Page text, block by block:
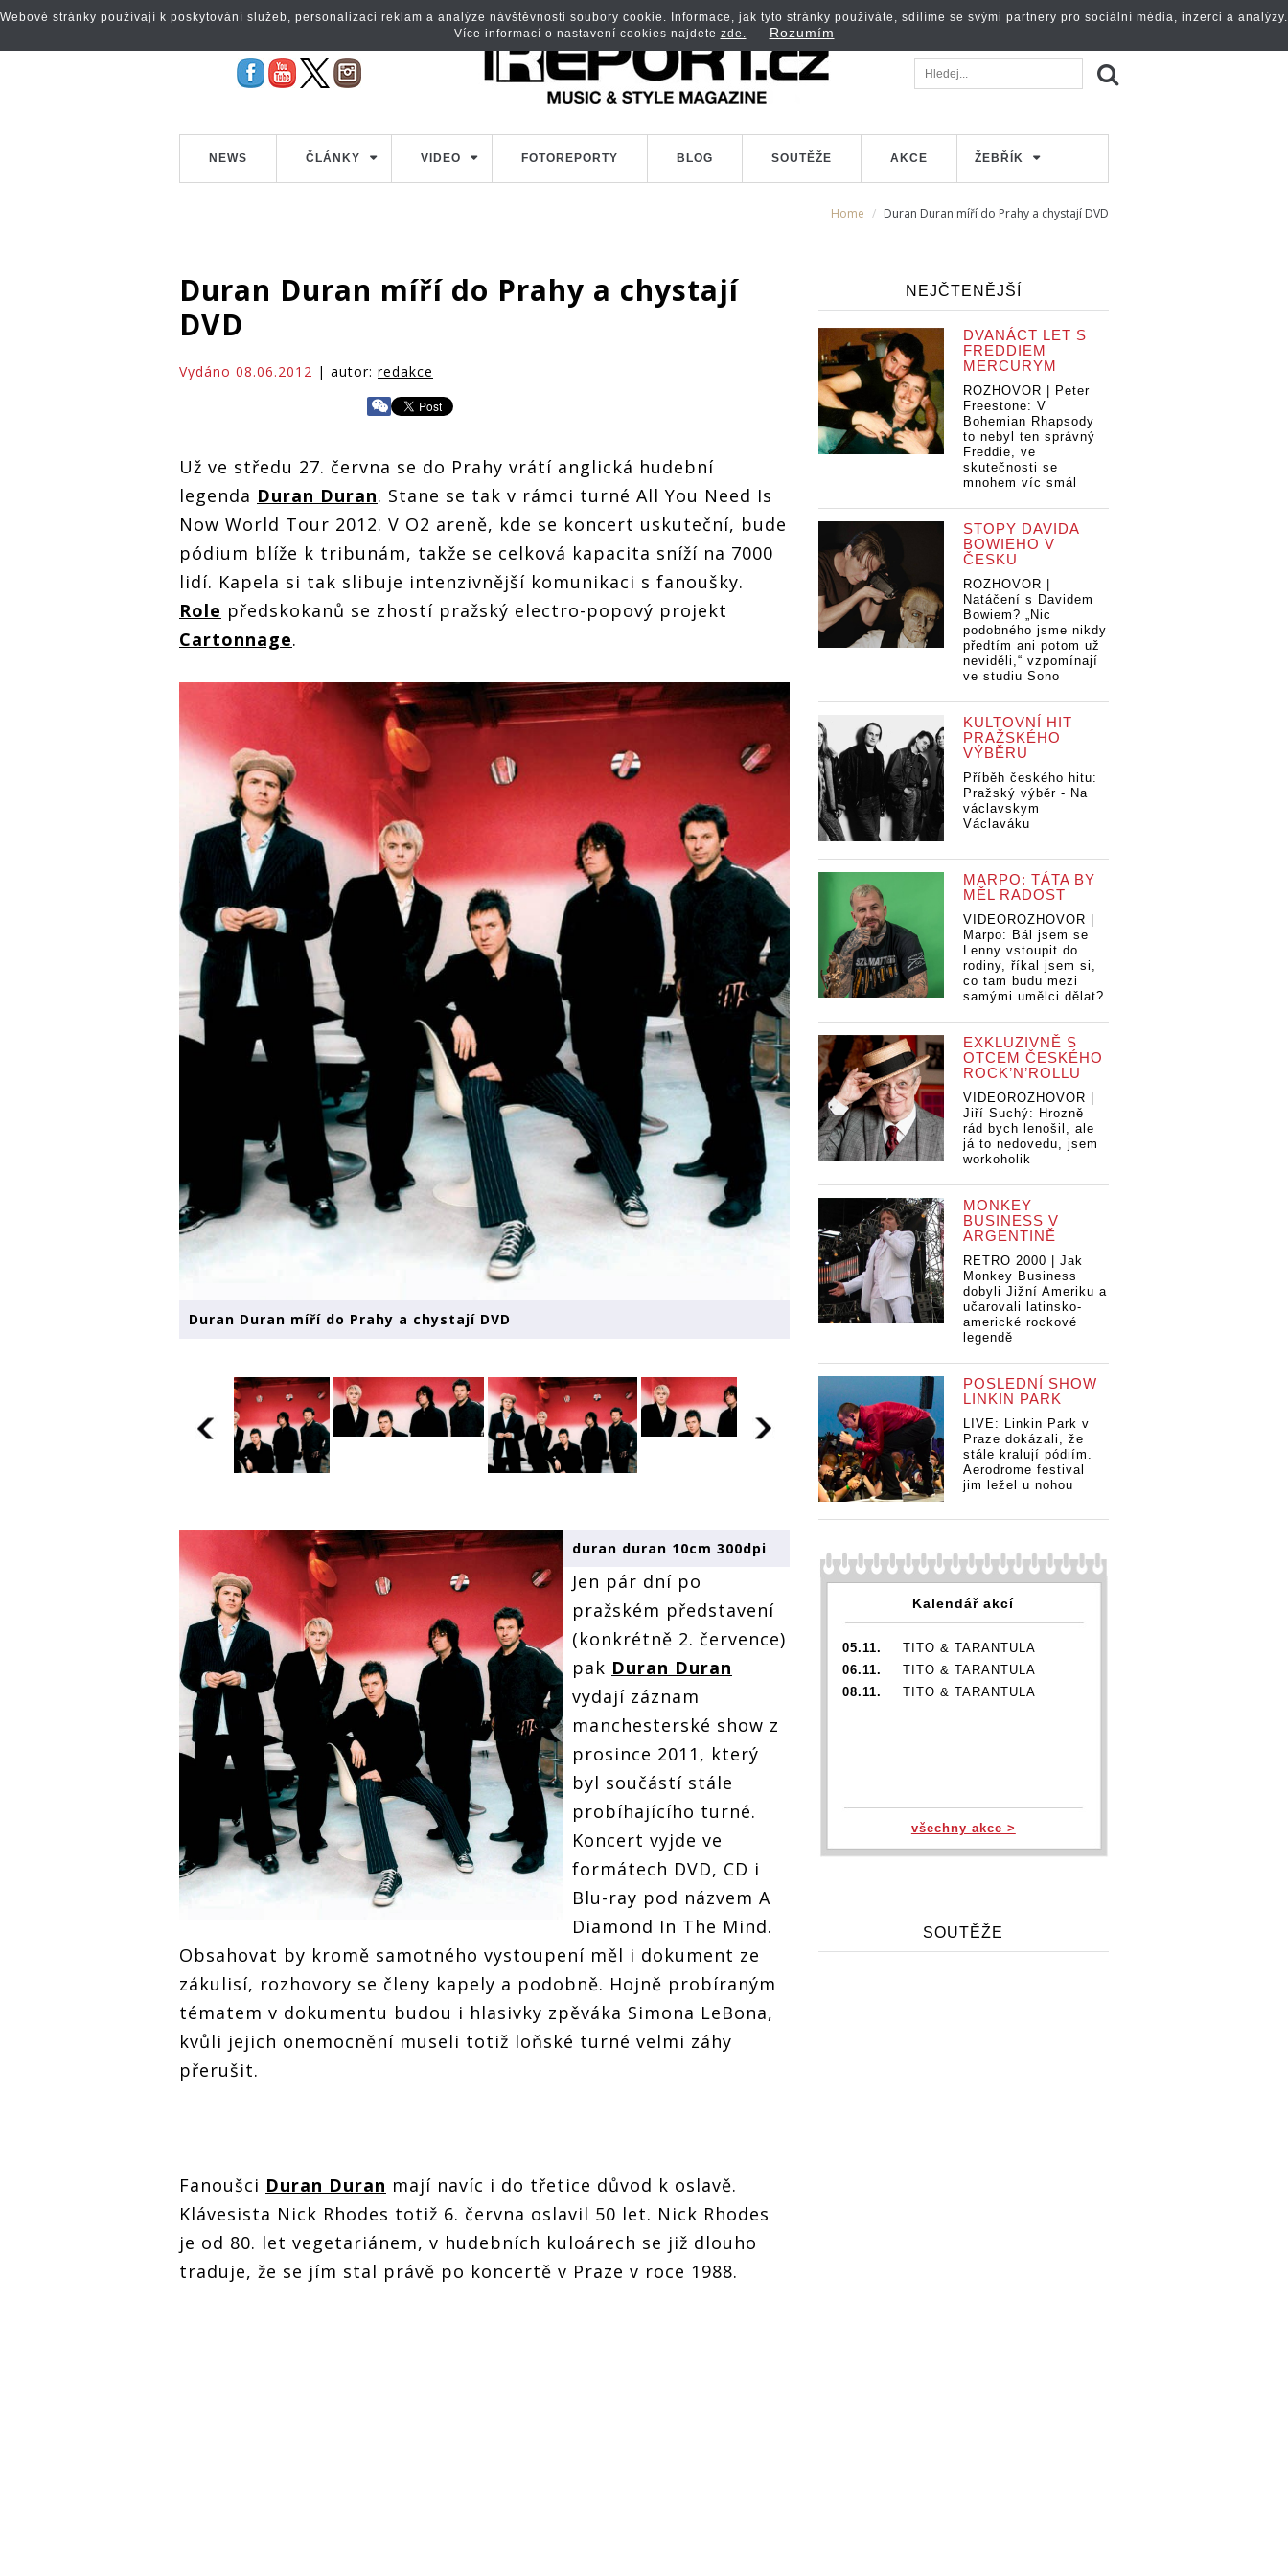
NEWS ČLÁNKY VIDEO FOTOREPORTY BLOG SOUTĚŽE AKCE ŽEBŘÍK
Home Duran Duran míří do Prahy a chystají DVD
Duran Duran míří do Prahy a chystají
DVD
Vydáno 08.06.2012 | autor: redakce
Už ve středu 27. června se do Prahy vrátí anglická hudební
legenda Duran Duran. Stane se tak v rámci turné All You Need Is
Now World Tour 2012. V O2 areně, kde se koncert uskuteční, bude
pódium blíže k tribunám, takže se celková kapacita sníží na 7000
lidí. Kapela si tak slibuje intenzivnější komunikaci s fanoušky.
Role předskokanů se zhostí pražský electro-popový projekt
Cartonnage.
Duran Duran míří do Prahy a chystají DVD
duran duran 10cm 300dpi
Jen pár dní po
pražském představení
(konkrétně 2. července)
pak Duran Duran
vydají záznam
manchesterské show z
prosince 2011, který
byl součástí stále
probíhajícího turné.
Koncert vyjde ve
formátech DVD, CD i
Blu-ray pod názvem A
Diamond In The Mind.
Obsahovat by kromě samotného vystoupení měl i dokument ze
zákulisí, rozhovory se členy kapely a podobně. Hojně probíraným
tématem v dokumentu budou i hlasivky zpěváka Simona LeBona,
kvůli jejich onemocnění museli totiž loňské turné velmi záhy
přerušit.
Fanoušci Duran Duran mají navíc i do třetice důvod k oslavě.
Klávesista Nick Rhodes totiž 6. června oslavil 50 let. Nick Rhodes
je od 80. let vegetariánem, v hudebních kuloárech se již dlouho
traduje, že se jím stal právě po koncertě v Praze v roce 1988.
NEJČTENĚJŠÍ
DVANÁCT LET S
FREDDIEM
MERCURYM
ROZHOVOR | Peter
Freestone: V
Bohemian Rhapsody
to nebyl ten správný
Freddie, ve
skutečnosti se
mnohem víc smál
STOPY DAVIDA
BOWIEHO V
ČESKU
ROZHOVOR |
Natáčení s Davidem
Bowiem? „Nic
podobného jsme nikdy
předtím ani potom už
neviděli,“ vzpomínají
ve studiu Sono
KULTOVNÍ HIT
PRAŽSKÉHO
VÝBĚRU
Příběh českého hitu:
Pražský výběr - Na
václavskym
Václaváku
MARPO: TÁTA BY
MĚL RADOST
VIDEOROZHOVOR |
Marpo: Bál jsem se
Lenny vstoupit do
rodiny, říkal jsem si,
co tam budu mezi
samými umělci dělat?
EXKLUZIVNĚ S
OTCEM ČESKÉHO
ROCK’N’ROLLU
VIDEOROZHOVOR |
Jiří Suchý: Hrozně
rád bych lenošil, ale
já to nedovedu, jsem
workoholik
MONKEY
BUSINESS V
ARGENTINĚ
RETRO 2000 | Jak
Monkey Business
dobyli Jižní Ameriku a
učarovali latinsko-
americké rockové
legendě
POSLEDNÍ SHOW
LINKIN PARK
LIVE: Linkin Park v
Praze dokázali, že
stále kralují pódiím.
Aerodrome festival
jim ležel u nohou
Kalendář akcí
05.11.
TITO & TARANTULA
06.11.
TITO & TARANTULA
08.11.
TITO & TARANTULA
všechny akce >
SOUTĚŽE
Webové stránky používají k poskytování služeb, personalizaci reklam a analýze návštěvnosti soubory cookie. Informace, jak tyto stránky používáte, sdílíme se svými partnery pro sociální média, inzerci a analýzy.
Více informací o nastavení cookies najdete zde. Rozumím